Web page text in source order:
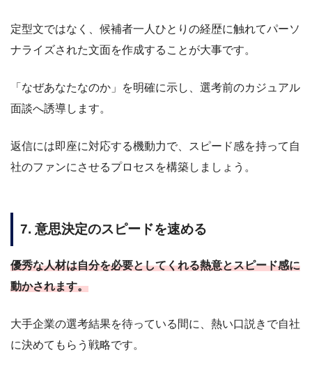
定型文ではなく、候補者一人ひとりの経歴に触れてパーソ
ナライズされた文面を作成することが大事です。
「なぜあなたなのか」を明確に示し、選考前のカジュアル
面談へ誘導します。
返信には即座に対応する機動力で、スピード感を持って自
社のファンにさせるプロセスを構築しましょう。
7. 意思決定のスピードを速める
優秀な人材は自分を必要としてくれる熱意とスピード感に
動かされます。
大手企業の選考結果を待っている間に、熱い口説きで自社
に決めてもらう戦略です。